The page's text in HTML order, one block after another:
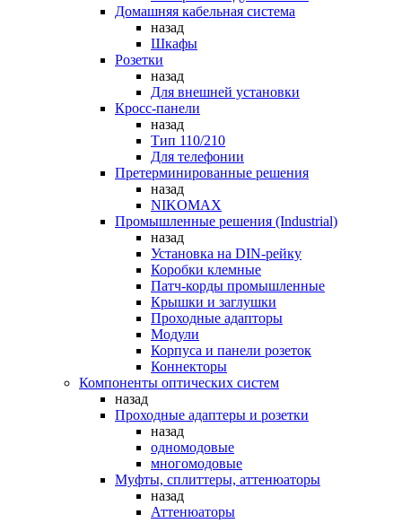
Домашняя кабельная система
назад
Шкафы
Розетки
назад
Для внешней установки
Кросс-панели
назад
Тип 110/210
Для телефонии
Претерминированные решения
назад
NIKOMAX
Промышленные решения (Industrial)
назад
Установка на DIN-рейку
Коробки клемные
Патч-корды промышленные
Крышки и заглушки
Проходные адапторы
Модули
Корпуса и панели розеток
Коннекторы
Компоненты оптических систем
назад
Проходные адаптеры и розетки
назад
одномодовые
многомодовые
Муфты, сплиттеры, аттенюаторы
назад
Аттенюаторы